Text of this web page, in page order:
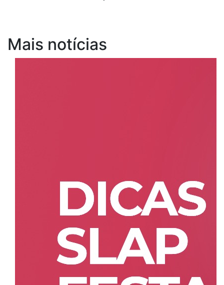
Mais notícias